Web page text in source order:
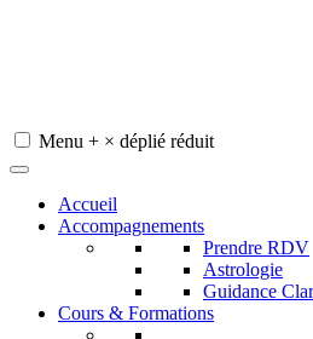
Menu + × déplié réduit
Accueil
Accompagnements
Prendre RDV
Astrologie
Guidance
Cours & Formations